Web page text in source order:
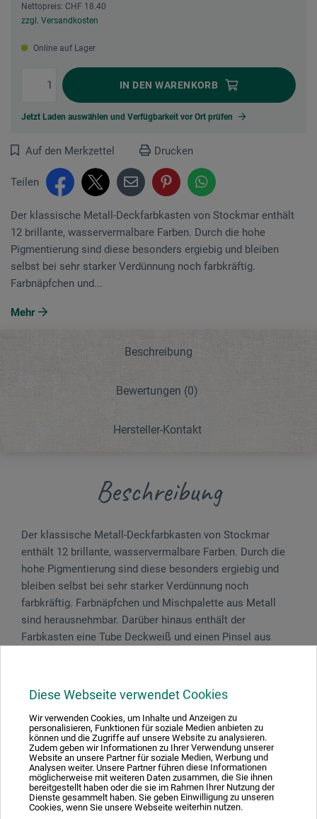
Diese Webseite verwendet Cookies
Wir verwenden Cookies, um Inhalte und Anzeigen zu
personalisieren, Funktionen für soziale Medien anbieten zu
können und die Zugriffe auf unsere Website zu analysieren.
Zudem geben wir Informationen zu Ihrer Verwendung unserer
Website an unsere Partner für soziale Medien, Werbung und
Analysen weiter. Unsere Partner führen diese Informationen
möglicherweise mit weiteren Daten zusammen, die Sie ihnen
bereitgestellt haben oder die sie im Rahmen Ihrer Nutzung der
Dienste gesammelt haben. Sie geben Einwilligung zu unseren
Cookies, wenn Sie unsere Webseite weiterhin nutzen.
Nettopreis: CHF 18.40
zzgl. Versandkosten
Online auf Lager
IN DEN WARENKORB
Jetzt Laden auswählen und Verfügbarkeit vor Ort prüfen
Auf den Merkzettel Drucken
Teilen
Der klassische Metall-Deckfarbkasten von Stockmar enthält
12 brillante, wasservermalbare Farben. Durch die hohe
Pigmentierung sind diese besonders ergiebig und bleiben
selbst bei sehr starker Verdünnung noch farbkräftig.
Farbnäpfchen und...
Mehr
Beschreibung
Bewertungen (0)
Hersteller-Kontakt
Beschreibung
Der klassische Metall-Deckfarbkasten von Stockmar
enthält 12 brillante, wasservermalbare Farben. Durch die
hohe Pigmentierung sind diese besonders ergiebig und
bleiben selbst bei sehr starker Verdünnung noch
farbkräftig. Farbnäpfchen und Mischpalette aus Metall
sind herausnehmbar. Darüber hinaus enthält der
Farbkasten eine Tube Deckweiß und einen Pinsel aus
Produkten ist für Gesundheit und Umwelt unbedenklich.
Produktbewertungen (0)
Schreiben Sie die erste Bewertung zu diesem Produkt